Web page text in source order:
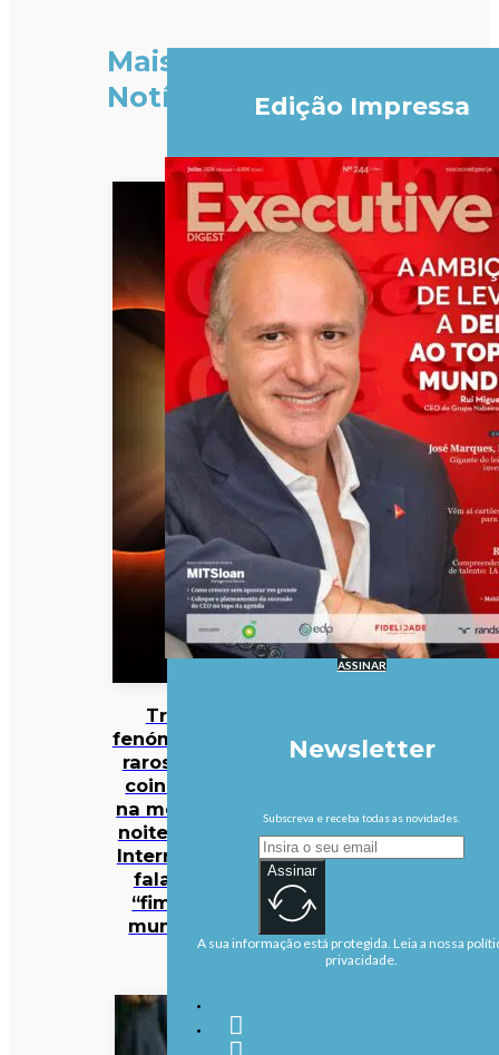
Mais
Notícias
Três
fenómenos
raros vão
coincidir
na mesma
noite… e a
Internet já
fala no
“fim do
mundo”
Edição Impressa
ASSINAR
Newsletter
Subscreva e receba todas as novidades.
Assinar
A sua informação está protegida. Leia a nossa
privacidade.